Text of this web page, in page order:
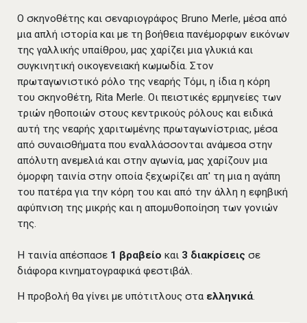
Ο σκηνοθέτης και σεναριογράφος Bruno Merle, μέσα από
μια απλή ιστορία και με τη βοήθεια πανέμορφων εικόνων
της γαλλικής υπαίθρου, μας χαρίζει μια γλυκιά και
συγκινητική οικογενειακή κωμωδία. Στον
πρωταγωνιστικό ρόλο της νεαρής Τόμι, η ίδια η κόρη
του σκηνοθέτη, Rita Merle. Οι πειστικές ερμηνείες των
τριών ηθοποιών στους κεντρικούς ρόλους και ειδικά
αυτή της νεαρής χαριτωμένης πρωταγωνίστριας, μέσα
από συναισθήματα που εναλλάσσονται ανάμεσα στην
απόλυτη ανεμελιά και στην αγωνία, μας χαρίζουν μια
όμορφη ταινία στην οποία ξεχωρίζει απ' τη μια η αγάπη
του πατέρα για την κόρη του και από την άλλη η εφηβική
αφύπνιση της μικρής και η απομυθοποίηση των γονιών
της.
Η ταινία απέσπασε 1 βραβείο και 3 διακρίσεις σε
διάφορα κινηματογραφικά φεστιβάλ.
Η προβολή θα γίνει με υπότιτλους στα ελληνικά.